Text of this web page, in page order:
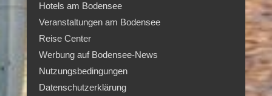
Hotels am Bodensee
Veranstaltungen am Bodensee
Reise Center
Werbung auf Bodensee-News
Nutzungsbedingungen
Datenschutzerklärung